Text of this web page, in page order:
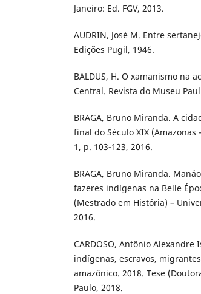
Janeiro: Ed. FGV, 2013.
AUDRIN, José M. Entre
Edições Pugil, 1946.
BALDUS, H. O xamanismo na
Central. Revista do Museu
BRAGA, Bruno Miranda. A
final do Século XIX (Amazonas
1, p. 103-123, 2016.
BRAGA, Bruno Miranda.
fazeres indígenas na Belle
(Mestrado em História) –
2016.
CARDOSO, Antônio
indígenas, escravos,
amazônico. 2018. Tese
Paulo, 2018.